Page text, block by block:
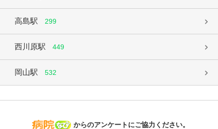
高島駅 299
西川原駅 449
岡山駅 532
病院なび
からのアンケートにご協力ください。